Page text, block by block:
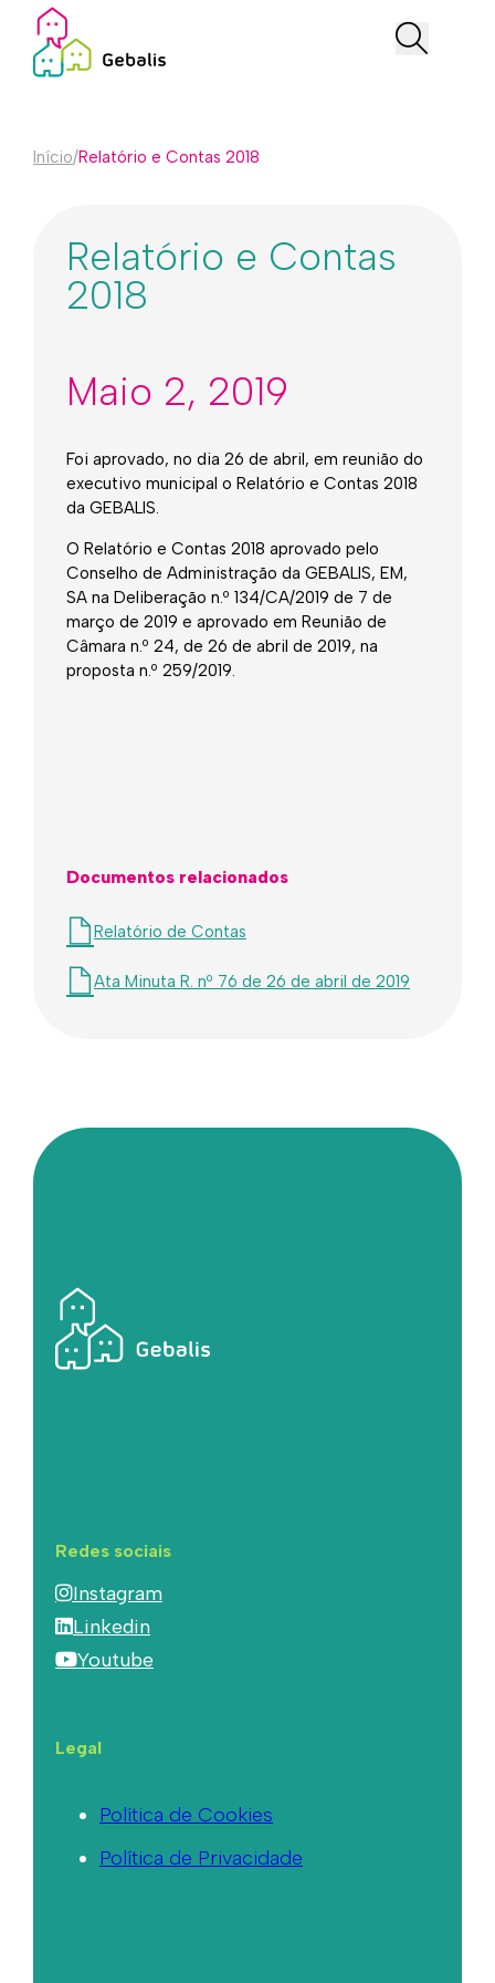
Início/Relatório e Contas 2018
Relatório e Contas
2018
Maio 2, 2019
Foi aprovado, no dia 26 de abril, em reunião do
executivo municipal o Relatório e Contas 2018
da GEBALIS.
O Relatório e Contas 2018 aprovado pelo
Conselho de Administração da GEBALIS, EM,
SA na Deliberação n.º 134/CA/2019 de 7 de
março de 2019 e aprovado em Reunião de
Câmara n.º 24, de 26 de abril de 2019, na
proposta n.º 259/2019.
Documentos relacionados
Relatório de Contas
Ata Minuta R. nº 76 de 26 de abril de 2019
Redes sociais
Instagram
Linkedin
Youtube
Legal
Política de Cookies
Política de Privacidade